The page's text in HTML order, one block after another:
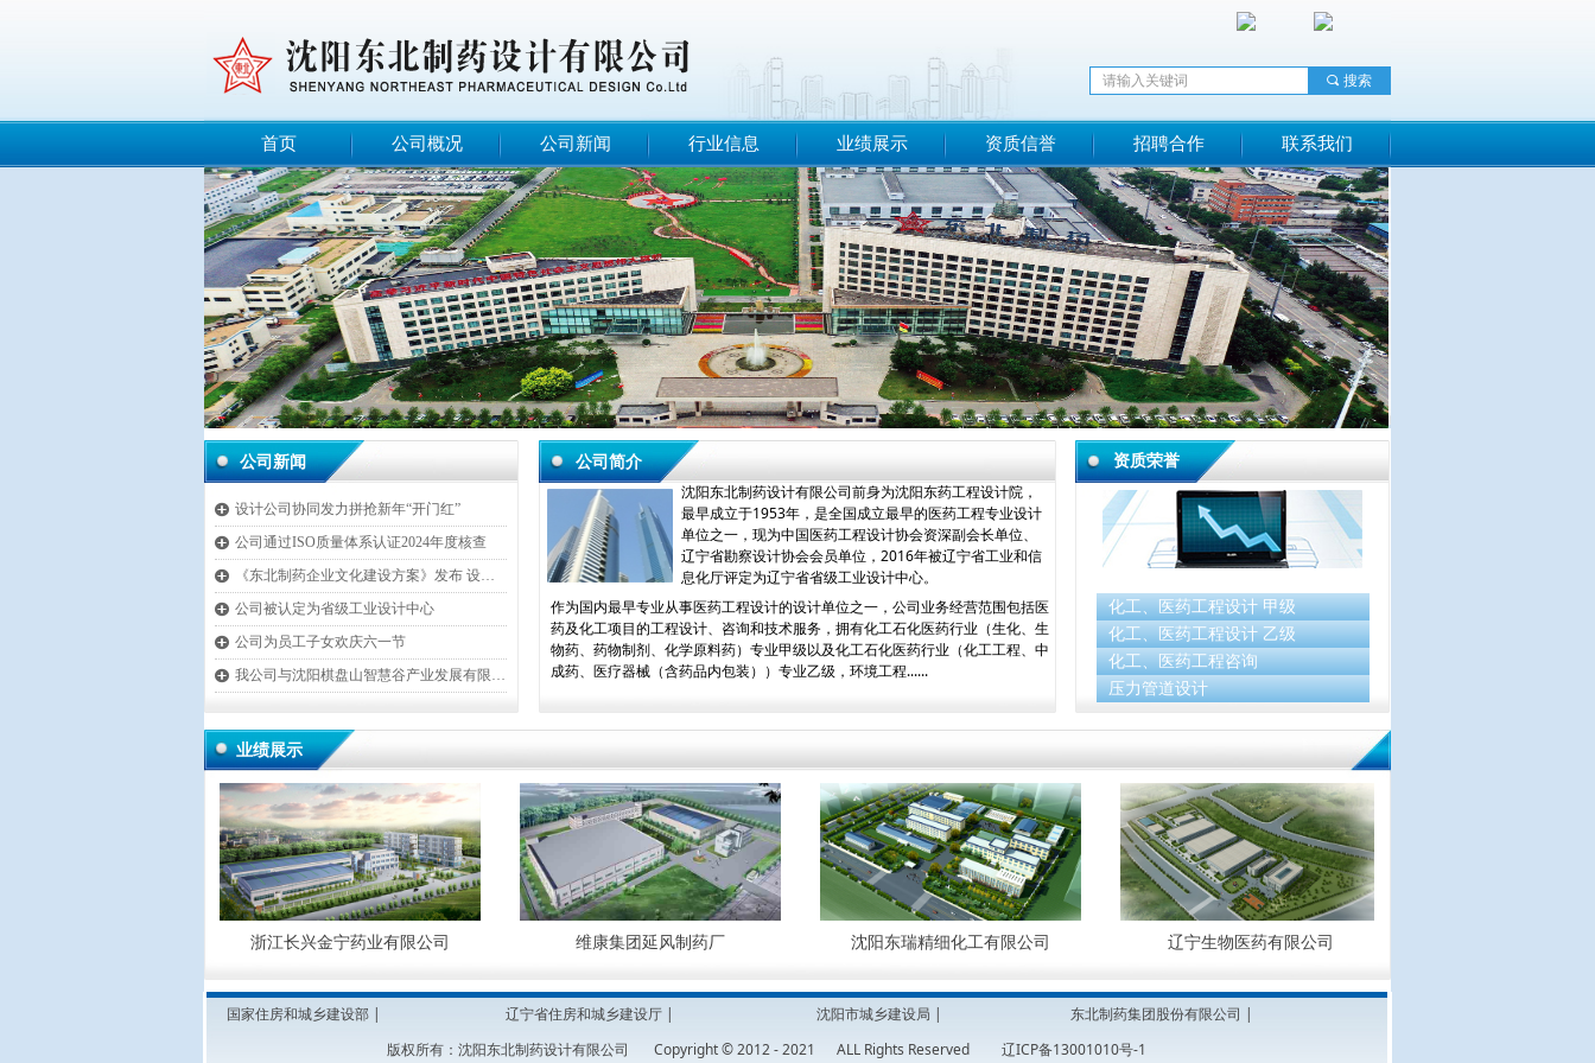
首页 公司概况 公司新闻 行业信息 业绩展示 资质信誉 招聘合作 联系我们
끠 搜索
公司新闻
끴 设计公司协同发力拼抢新年“开门红”
끴 公司通过ISO质量体系认证2024年度核查
끴 《东北制药企业文化建设方案》发布 设计公司组织多项活动积推进
끴 公司被认定为省级工业设计中心
끴 公司为员工子女欢庆六一节
끴 我公司与沈阳棋盘山智慧谷产业发展有限公司正式建立战略合作关系
公司简介
沈阳东北制药设计有限公司前身为沈阳东药工程设计院，
最早成立于1953年，是全国成立最早的医药工程专业设计
单位之一，现为中国医药工程设计协会资深副会长单位、
辽宁省勘察设计协会会员单位，2016年被辽宁省工业和信
息化厅评定为辽宁省省级工业设计中心。
作为国内最早专业从事医药工程设计的设计单位之一，公司业务经营范围包括医
药及化工项目的工程设计、咨询和技术服务，拥有化工石化医药行业（生化、生
物药、药物制剂、化学原料药）专业甲级以及化工石化医药行业（化工工程、中
成药、医疗器械（含药品内包装））专业乙级，环境工程......
资质荣誉
化工、医药工程设计 甲级
化工、医药工程设计 乙级
化工、医药工程咨询
压力管道设计
公司新闻
业绩展示
浙江长兴金宁药业有限公司 维康集团延风制药厂 沈阳东瑞精细化工有限公司 辽宁生物医药有限公司
国家住房和城乡建设部 | 辽宁省住房和城乡建设厅 | 沈阳市城乡建设局 | 东北制药集团股份有限公司 |
版权所有：沈阳东北制药设计有限公司 Copyright © 2012 - 2021 ALL Rights Reserved 辽ICP备13001010号-1